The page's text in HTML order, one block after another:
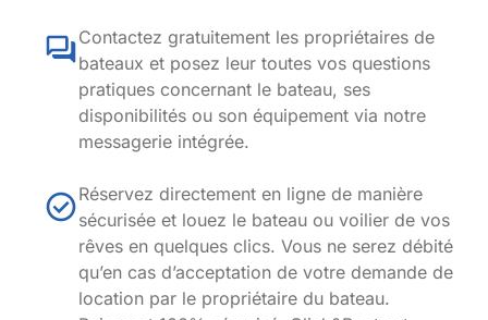
Contactez gratuitement les propriétaires de
bateaux et posez leur toutes vos questions
pratiques concernant le bateau, ses
disponibilités ou son équipement via notre
messagerie intégrée.
Réservez directement en ligne de manière
sécurisée et louez le bateau ou voilier de vos
rêves en quelques clics. Vous ne serez débité
qu’en cas d’acceptation de votre demande de
location par le propriétaire du bateau.